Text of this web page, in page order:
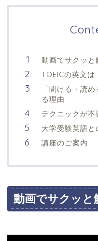
動画でサクッと
TOEICの英文は
「聞ける・読
る理由
テクニックが
大学受験英語
講座のご案内
動画でサクッと